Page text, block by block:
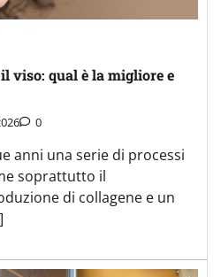
viso: qual è la migliore e
0
anni una serie di processi
soprattutto il
di collagene e un